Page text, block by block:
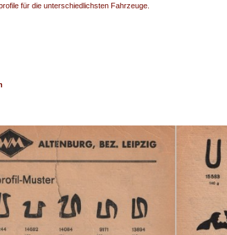
für die unterschiedlichsten Fahrzeuge.